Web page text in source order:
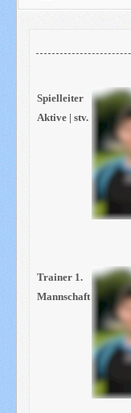
Spielleiter
Aktive | stv.
Trainer 1.
Mannschaft